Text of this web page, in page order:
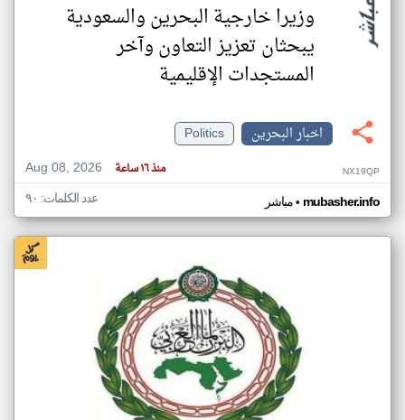
وزيرا خارجية البحرين والسعودية
يبحثان تعزيز التعاون وآخر
المستجدات الإقليمية
اخبار البحرين
Politics
Aug 08, 2026
منذ ١٦ ساعة NX19QP
مباشر• mubasher.info عدد الكلمات: ٩٠